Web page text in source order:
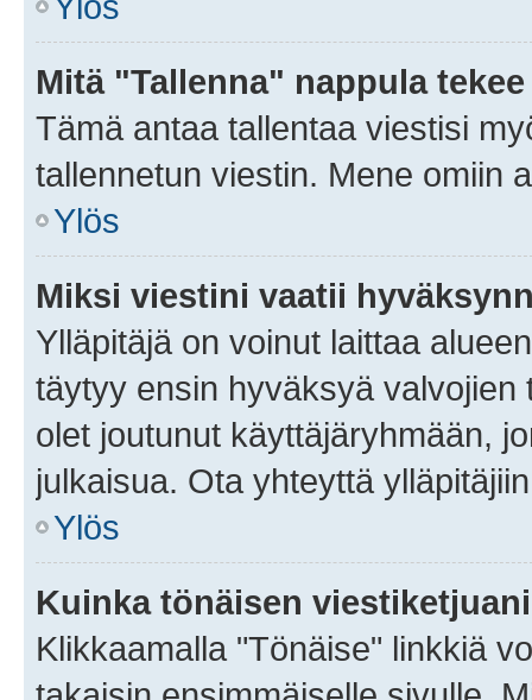
Mitä "Tallenna" nappula
Tämä antaa tallentaa viestisi
tallennetun viestin. Mene omiin
Ylös
Miksi viestini vaatii
Ylläpitäjä on voinut laittaa
täytyy ensin hyväksyä
olet joutunut käyttäjäryhmään,
julkaisua. Ota yhteyttä
Ylös
Kuinka tönäisen
Klikkaamalla "Tönäise" linkkiä